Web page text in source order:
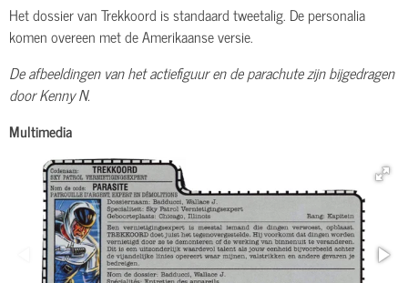
Het dossier van Trekkoord is standaard tweetalig. De personalia
komen overeen met de Amerikaanse versie.
De afbeeldingen van het actiefiguur en de parachute zijn bijgedragen
door Kenny N.
Multimedia